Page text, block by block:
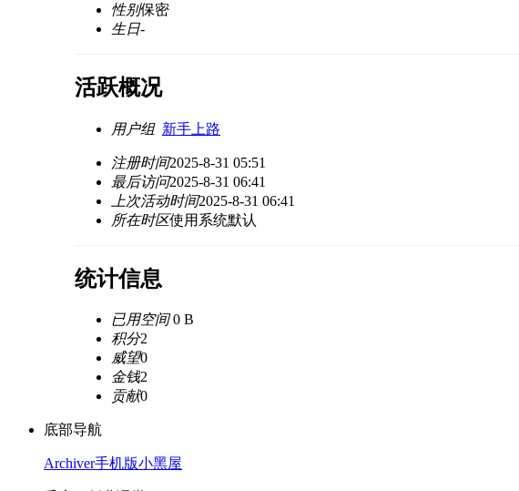
性别保密
生日-
活跃概况
用户组 新手上路
注册时间2025-8-31 05:51
最后访问2025-8-31 06:41
上次活动时间2025-8-31 06:41
所在时区使用系统默认
统计信息
已用空间0 B
积分2
威望0
金钱2
贡献0
底部导航
Archiver手机版小黑屋